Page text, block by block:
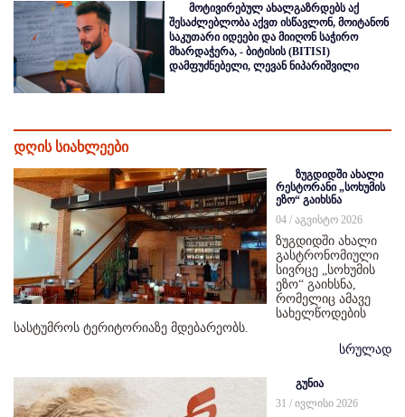
მოტივირებულ ახალგაზრდებს აქ
შესაძლებლობა აქვთ ისწავლონ, მოიტანონ
საკუთარი იდეები და მიიღონ საჭირო
მხარდაჭერა, - ბიტისის (BITISI)
დამფუძნებელი, ლევან ნიპარიშვილი
დღის სიახლეები
ზუგდიდში ახალი
რესტორანი „სოხუმის
ეზო“ გაიხსნა
04 / აგვისტო 2026
ზუგდიდში ახალი
გასტრონომიული
სივრცე „სოხუმის
ეზო“ გაიხსნა,
რომელიც ამავე
სახელწოდების
სასტუმროს ტერიტორიაზე მდებარეობს.
სრულად
გუნია
31 / ივლისი 2026